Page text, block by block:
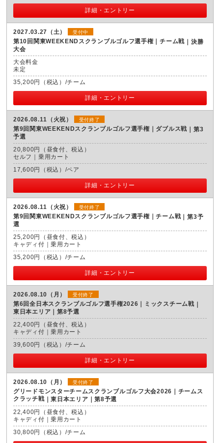
詳細・エントリー
2027.03.27（土） 受付中
第10回関東WEEKENDスクランブルゴルフ選手権｜チーム戦
決勝
大会
大会料金
未定
35,200円（税込）/チーム
詳細・エントリー
2026.08.11（火祝） 受付終了
第9回関東WEEKENDスクランブルゴルフ選手権｜ダブルス戦
第3
予選
20,800円（昼食付、税込）
セルフ｜乗用カート
17,600円（税込）/ペア
詳細・エントリー
2026.08.11（火祝） 受付終了
第9回関東WEEKENDスクランブルゴルフ選手権｜チーム戦
第3予
選
25,200円（昼食付、税込）
キャディ付｜乗用カート
35,200円（税込）/チーム
詳細・エントリー
2026.08.10（月） 受付終了
第6回全日本スクランブルゴルフ選手権2026｜ミックスチーム戦
東日本エリア｜第8予選
22,400円（昼食付、税込）
キャディ付｜乗用カート
39,600円（税込）/チーム
詳細・エントリー
2026.08.10（月） 受付終了
グリードモンスターチームスクランブルゴルフ大会2026｜チームス
クラッチ戦
東日本エリア｜第8予選
22,400円（昼食付、税込）
キャディ付｜乗用カート
30,800円（税込）/チーム